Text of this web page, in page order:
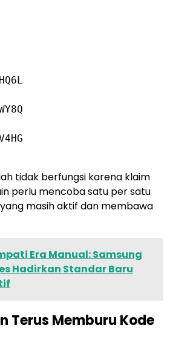
tidak berfungsi karena klaim
perlu mencoba satu per satu
masih aktif dan membawa
Era Manual: Samsung
Hadirkan Standar Baru
Terus Memburu Kode